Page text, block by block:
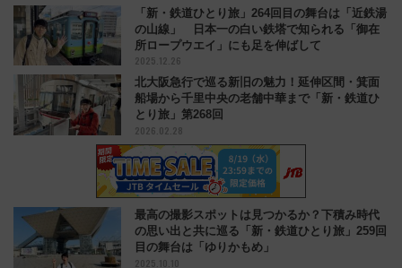
「新・鉄道ひとり旅」264回目の舞台は「近鉄湯
の山線」 日本一の白い鉄塔で知られる「御在
所ロープウエイ」にも足を伸ばして
2025.12.26
北大阪急行で巡る新旧の魅力！延伸区間・箕面
船場から千里中央の老舗中華まで「新・鉄道ひ
とり旅」第268回
2026.02.28
最高の撮影スポットは見つかるか？下積み時代
の思い出と共に巡る「新・鉄道ひとり旅」259回
目の舞台は「ゆりかもめ」
2025.10.10